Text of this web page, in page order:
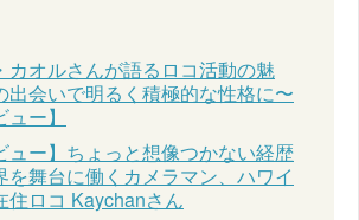
カオルさんが語るロコ活動の魅
出会いで明るく積極的な性格に〜
ー】
ュー】ちょっと想像つかない経歴
を舞台に働くカメラマン、ハワイ
住ロコ Kaychanさん